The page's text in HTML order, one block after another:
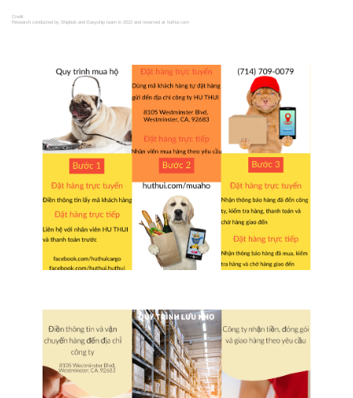
Credit
Research conducted by Shipbob and Easyship team in 2022 and reserved at huthui.com